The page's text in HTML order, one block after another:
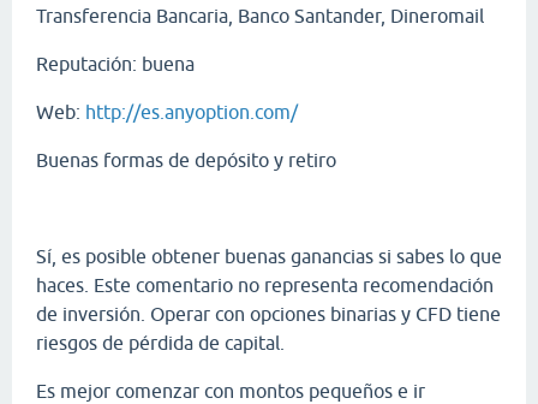
Transferencia Bancaria, Banco Santander, Dineromail
Reputación: buena
Web: http://es.anyoption.com/
Buenas formas de depósito y retiro
Sí, es posible obtener buenas ganancias si sabes lo que
haces. Este comentario no representa recomendación
de inversión. Operar con opciones binarias y CFD tiene
riesgos de pérdida de capital.
Es mejor comenzar con montos pequeños e ir